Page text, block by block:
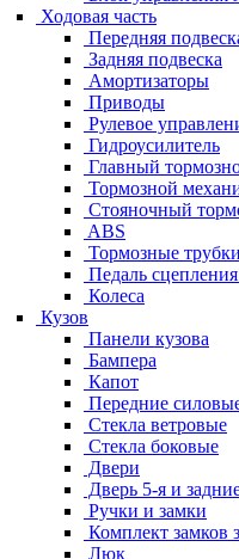
Ходовая часть
Передняя
Задняя подвеска
Амортизаторы
Приводы
Рулевое
Гидроусилитель
Главный
Тормозной
Стояночный
ABS
Тормозные трубки
Педаль
Колеса
Кузов
Панели кузова
Бампера
Капот
Передние
Стекла ветровые
Стекла боковые
Двери
Дверь 5-я и
Ручки и замки
Комплект замков
Люк